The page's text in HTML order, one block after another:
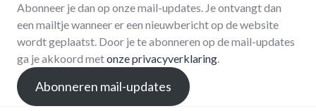
Abonneer je dan op onze mail-updates. Je ontvangt dan
een mailtje wanneer er een nieuwbericht op de website
wordt geplaatst. Door je te abonneren op de mail-updates
ga je akkoord metonze privacyverklaring.
Abonneren mail-updates